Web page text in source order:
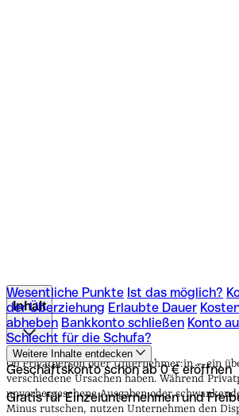
Wesentliche Punkte Ist das möglich?
der Überziehung Erlaubte Dauer
abheben Bankkonto schließen Konto
Schlecht für die Schufa?
Weitere Inhalte entdecken
Geschäftskonto schon ab 0 € eröffnen
Gratis für Einzelunternehmen und
Inhalt
Wesentliche Punkte Ist das möglich?
der Überziehung Erlaubte Dauer
abheben Bankkonto schließen Konto
Schlecht für die Schufa?
Ob Privatperson oder Unternehmer:in – ein
verschiedene Ursachen haben. Während
unvorhergesehene Ausgaben oder
Minus rutschen, nutzen Unternehmen den